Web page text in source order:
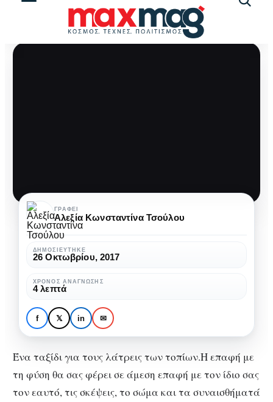
Ένα ταξίδι στην άγρια
φύση
Ένα
ταξίδι
στην
άγρια
φύση
ΓΡΆΦΕΙ
Αλεξία Κωνσταντίνα Τσούλου
ΔΗΜΟΣΙΕΎΤΗΚΕ
26 Οκτωβρίου, 2017
ΧΡΌΝΟΣ ΑΝΆΓΝΩΣΗΣ
4 λεπτά
f 𝕏 in ✉
Ένα ταξίδι για τους λάτρεις των τοπίων.Η επαφή με
τη φύση θα σας φέρει σε άμεση επαφή με τον ίδιο σας
τον εαυτό, τις σκέψεις, το σώμα και τα συναισθήματά